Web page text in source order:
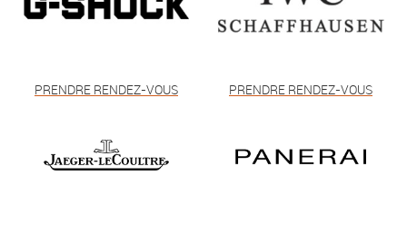
PRENDRE RENDEZ-VOUS PRENDRE RENDEZ-VOUS